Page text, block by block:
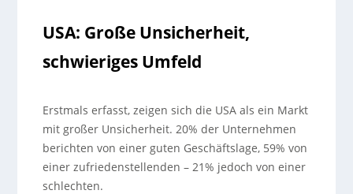
USA: Große Unsicherheit,
schwieriges Umfeld
Erstmals erfasst, zeigen sich die USA als ein Markt
mit großer Unsicherheit. 20% der Unternehmen
berichten von einer guten Geschäftslage, 59% von
einer zufriedenstellenden – 21% jedoch von einer
schlechten.